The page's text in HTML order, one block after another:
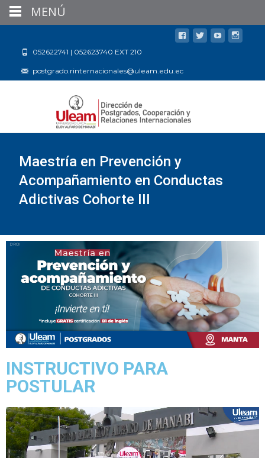
052622741 | 052623740 EXT 210
postgrado.rinternacionales@uleam.edu.ec
Maestría en Prevención y
Acompañamiento en Conductas
Adictivas Cohorte III
INSTRUCTIVO PARA
POSTULAR
MENÚ